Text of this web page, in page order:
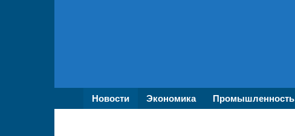
Новости Экономика Промышленность